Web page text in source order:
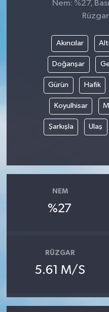
Nem: %27,
Akıncılar
Doğanşar
Gürün Hafik
Koyulhisar
Şarkışla Ulaş
NEM
%27
RÜZGAR
5.61 M/S